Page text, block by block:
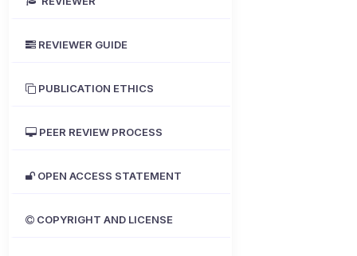
REVIEWER GUIDE
PUBLICATION ETHICS
PEER REVIEW PROCESS
OPEN ACCESS STATEMENT
COPYRIGHT AND LICENSE